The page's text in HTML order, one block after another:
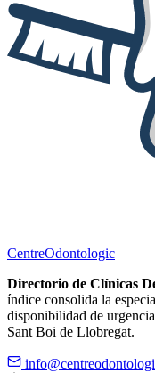
CentreOdontologic
Directorio de Clínicas
índice consolida la
disponibilidad de
Sant Boi de Llobregat.